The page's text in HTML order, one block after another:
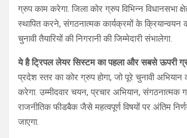
ग्रुप काम करेगा. जिला कोर ग्रुप विभिन्न विधानसभा
स्थापित करने, संगठनात्मक कार्यक्रमों के क्रियान्वयन
चुनावी तैयारियों की निगरानी की जिम्मेदारी संभालेगा.
ये है ट्रिपल लेयर सिस्टम का पहला और सबसे ऊपरी
प्रदेश स्तर का कोर ग्रुप होगा, जो पूरे चुनावी अभियान
करेगा. उम्मीदवार चयन, प्रचार अभियान, संगठनात्मक
राजनीतिक फीडबैक जैसे महत्वपूर्ण विषयों पर अंतिम
जाएगा.